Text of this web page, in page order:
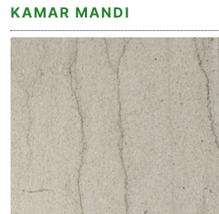
KAMAR MANDI